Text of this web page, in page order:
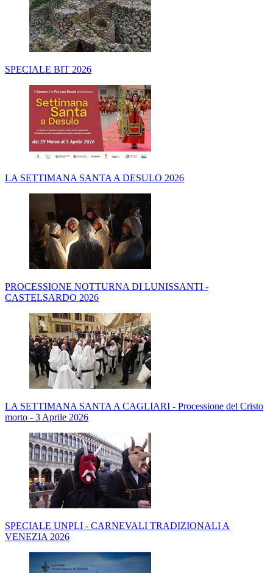
SPECIALE BIT 2026
LA SETTIMANA SANTA A DESULO 2026
PROCESSIONE NOTTURNA DI LUNISSANTI -
CASTELSARDO 2026
LA SETTIMANA SANTA A CAGLIARI - Processione del Cristo
morto - 3 Aprile 2026
SPECIALE UNPLI - CARNEVALI TRADIZIONALI A
VENEZIA 2026